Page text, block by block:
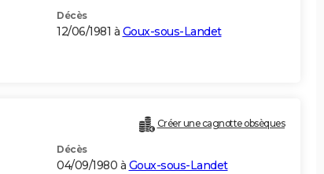
Décès
12/06/1981 à Goux-sous-Landet
Créer une cagnotte obsèques
Décès
04/09/1980 à Goux-sous-Landet